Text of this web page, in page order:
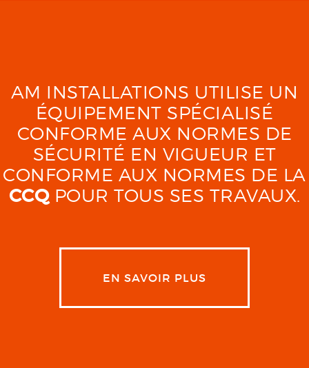
AM INSTALLATIONS UTILISE UN
ÉQUIPEMENT SPÉCIALISÉ
CONFORME AUX NORMES DE
SÉCURITÉ EN VIGUEUR ET
CONFORME AUX NORMES DE LA
CCQPOUR TOUS SES TRAVAUX.
EN SAVOIR PLUS